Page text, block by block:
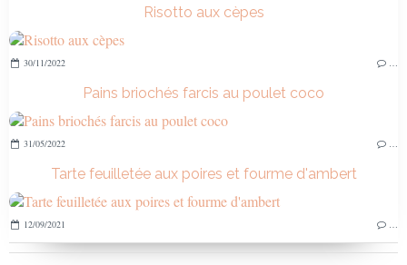
Risotto aux cèpes
30/11/2022
Pains briochés farcis au poulet coco
31/05/2022
Tarte feuilletée aux poires et fourme d'ambert
12/09/2021